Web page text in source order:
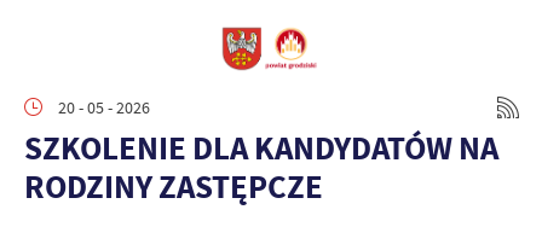
20 - 05 - 2026
SZKOLENIE DLA KANDYDATÓW NA
RODZINY ZASTĘPCZE